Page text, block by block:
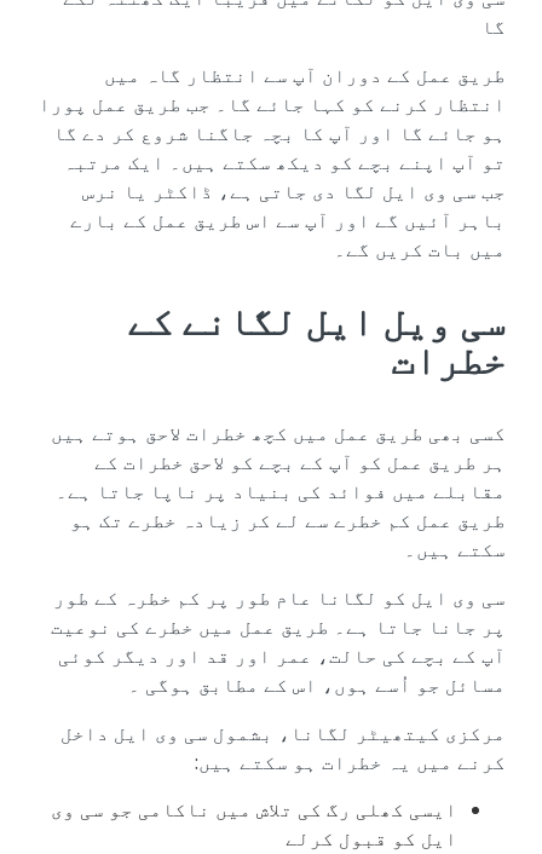
گا
طریق عمل کے دوران آپ سے انتظار گاہ میں
انتظار کرنے کو کہا جائے گا۔ جب طریق عمل پورا
ہو جائے گا اور آپ کا بچہ جاگنا شروع کر دے گا
تو آپ اپنے بچے کو دیکھ سکتے ہیں۔ ایک مرتبہ
جب سی وی ایل لگا دی جاتی ہے، ڈاکٹر یا نرس
باہر آئیں گے اور آپ سے اس طریق عمل کے بارے
میں بات کریں گے۔
سی ویل ایل لگانے کے
خطرات
کسی بھی طریق عمل میں کچھ خطرات لاحق ہوتے ہیں
ہر طریق عمل کو آپ کے بچے کو لاحق خطرات کے
مقابلے میں فوائد کی بنیاد پر ناپا جاتا ہے۔
طریق عمل کم خطرے سے لے کر زیادہ خطرے تک ہو
سکتے ہیں۔
سی وی ایل کو لگانا عام طور پر کم خطرہ کے طور
پر جانا جاتا ہے۔ طریق عمل میں خطرے کی نوعیت
آپ کے بچے کی حالت، عمر اور قد اور دیگر کوئی
مسائل جو اُسے ہوں، اس کے مطابق ہوگی ۔
مرکزی کیتھیٹر لگانا، بشمول سی وی ایل داخل
کرنے میں یہ خطرات ہو سکتے ہیں:
ایسی کھلی رگ کی تلاش میں ناکامی جو سی وی
ایل کو قبول کرلے